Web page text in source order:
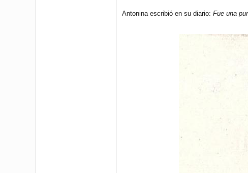
Antonina escribió en su diario: Fue una